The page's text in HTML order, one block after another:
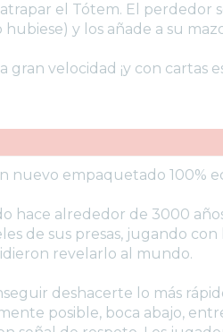
el Tótem. El perdedor
y los añade a su
gran velocidad ¡y con cartas
nuevo empaquetado 100%
hace alrededor de 3000
de sus presas, jugando
revelarlo al mundo.
deshacerte lo más
posible, boca abajo,